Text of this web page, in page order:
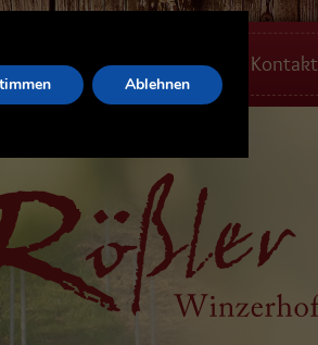
Ferienwohnung Kontakt
Ablehnen